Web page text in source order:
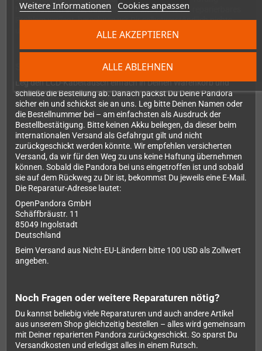
Weitere Informationen Cookies anpassen
ALLE ABLEHNEN
ALLE AKZEPTIEREN
herausstellen sollte, dass doch ein anderes, nicht reparierbares
Problem vorliegt, berechnen wir Dir selbstverständlich nichts
und erstatten den vollen Betrag zurück.
So läuft der Reparatur-Service ab
Leg den LCD-Kabeltausch einfach in Deinen Warenkorb und
schließe die Bestellung ab. Danach packst Du Deine Pandora
sicher ein und schickst sie an uns. Leg bitte Deinen Namen oder
die Bestellnummer bei – am einfachsten als Ausdruck der
Bestellbestätigung. Bitte keinen Akku beilegen, da dieser beim
internationalen Versand als Gefahrgut gilt und nicht
zurückgeschickt werden könnte. Wir empfehlen versicherten
Versand, da wir für den Weg zu uns keine Haftung übernehmen
können. Sobald die Pandora bei uns eingetroffen ist und sobald
sie auf dem Rückweg zu Dir ist, bekommst Du jeweils eine E-Mail.
Die Reparatur-Adresse lautet:
OpenPandora GmbH
Schäffbräustr. 11
85049 Ingolstadt
Deutschland
Beim Versand aus Nicht-EU-Ländern bitte 100 USD als Zollwert
angeben.
Noch Fragen oder weitere Reparaturen nötig?
Du kannst beliebig viele Reparaturen und auch andere Artikel
aus unserem Shop gleichzeitig bestellen – alles wird gemeinsam
mit Deiner reparierten Pandora zurückgeschickt. So sparst Du
Versandkosten und erledigst alles in einem Rutsch.